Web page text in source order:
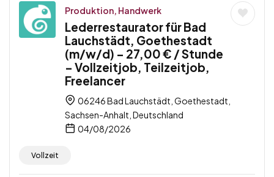
Produktion, Handwerk
Lederrestaurator für Bad
Lauchstädt, Goethestadt
(m/w/d) – 27,00 € / Stunde
– Vollzeitjob, Teilzeitjob,
Freelancer
06246 Bad Lauchstädt, Goethestadt,
Sachsen-Anhalt, Deutschland
04/08/2026
Vollzeit